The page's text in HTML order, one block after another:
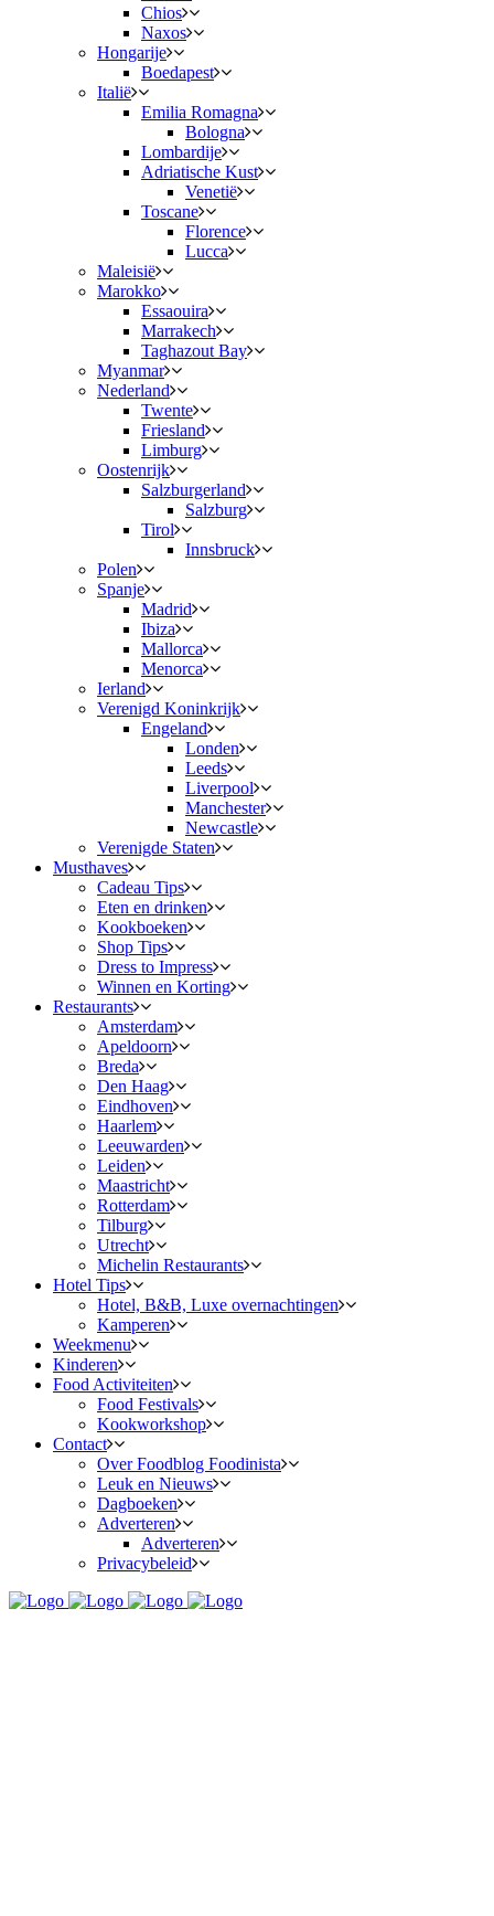
Chios
Naxos
Hongarije
Boedapest
Italië
Emilia Romagna
Bologna
Lombardije
Adriatische Kust
Venetië
Toscane
Florence
Lucca
Maleisië
Marokko
Essaouira
Marrakech
Taghazout Bay
Myanmar
Nederland
Twente
Friesland
Limburg
Oostenrijk
Salzburgerland
Salzburg
Tirol
Innsbruck
Polen
Spanje
Madrid
Ibiza
Mallorca
Menorca
Ierland
Verenigd Koninkrijk
Engeland
Londen
Leeds
Liverpool
Manchester
Newcastle
Verenigde Staten
Musthaves
Cadeau Tips
Eten en drinken
Kookboeken
Shop Tips
Dress to Impress
Winnen en Korting
Restaurants
Amsterdam
Apeldoorn
Breda
Den Haag
Eindhoven
Haarlem
Leeuwarden
Leiden
Maastricht
Rotterdam
Tilburg
Utrecht
Michelin Restaurants
Hotel Tips
Hotel, B&B, Luxe overnachtingen
Kamperen
Weekmenu
Kinderen
Food Activiteiten
Food Festivals
Kookworkshop
Contact
Over Foodblog Foodinista
Leuk en Nieuws
Dagboeken
Adverteren
Adverteren
Privacybeleid